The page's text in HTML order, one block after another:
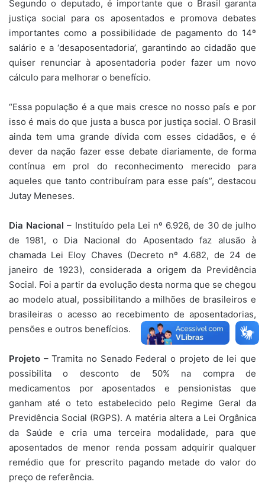
Segundo o deputado, é importante que o Brasil garanta
justiça social para os aposentados e promova debates
importantes como a possibilidade de pagamento do 14º
salário e a ‘desaposentadoria’, garantindo ao cidadão que
quiser renunciar à aposentadoria poder fazer um novo
cálculo para melhorar o benefício.
“Essa população é a que mais cresce no nosso país e por
isso é mais do que justa a busca por justiça social. O Brasil
ainda tem uma grande dívida com esses cidadãos, e é
dever da nação fazer esse debate diariamente, de forma
contínua em prol do reconhecimento merecido para
aqueles que tanto contribuíram para esse país”, destacou
Jutay Meneses.
Dia Nacional– Instituído pela Lei nº 6.926, de 30 de julho
de 1981, o Dia Nacional do Aposentado faz alusão à
chamada Lei Eloy Chaves (Decreto nº 4.682, de 24 de
janeiro de 1923), considerada a origem da Previdência
Social. Foi a partir da evolução desta norma que se chegou
ao modelo atual, possibilitando a milhões de brasileiros e
brasileiras o acesso ao recebimento de aposentadorias,
pensões e outros benefícios.
Projeto – Tramita no Senado Federal o projeto de lei que
possibilita o desconto de 50% na compra de
medicamentos por aposentados e pensionistas que
ganham até o teto estabelecido pelo Regime Geral da
Previdência Social (RGPS). A matéria altera a Lei Orgânica
da Saúde e cria uma terceira modalidade, para que
aposentados de menor renda possam adquirir qualquer
remédio que for prescrito pagando metade do valor do
preço de referência.